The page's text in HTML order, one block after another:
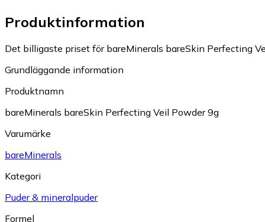
Produktinformation
Det billigaste priset för bareMinerals bareSkin Perfecting
Grundläggande information
Produktnamn
bareMinerals bareSkin Perfecting Veil Powder 9g
Varumärke
bareMinerals
Kategori
Puder & mineralpuder
Formel